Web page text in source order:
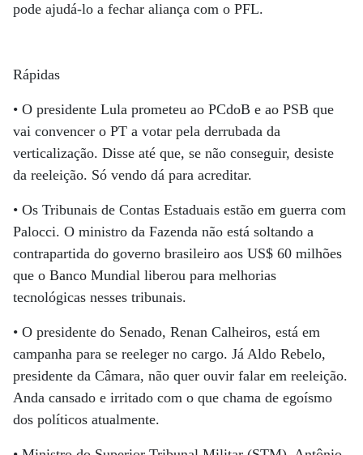
pode ajudá-lo a fechar aliança com o PFL.
Rápidas
• O presidente Lula prometeu ao PCdoB e ao PSB que
vai convencer o PT a votar pela derrubada da
verticalização. Disse até que, se não conseguir, desiste
da reeleição. Só vendo dá para acreditar.
• Os Tribunais de Contas Estaduais estão em guerra com
Palocci. O ministro da Fazenda não está soltando a
contrapartida do governo brasileiro aos US$ 60 milhões
que o Banco Mundial liberou para melhorias
tecnológicas nesses tribunais.
• O presidente do Senado, Renan Calheiros, está em
campanha para se reeleger no cargo. Já Aldo Rebelo,
presidente da Câmara, não quer ouvir falar em reeleição.
Anda cansado e irritado com o que chama de egoísmo
dos políticos atualmente.